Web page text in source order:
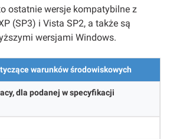
ostatnie wersje kompatybilne z
(SP3) i Vista SP2, a także są
wersjami Windows.
warunków środowiskowych
dla podanej w specyfikacji